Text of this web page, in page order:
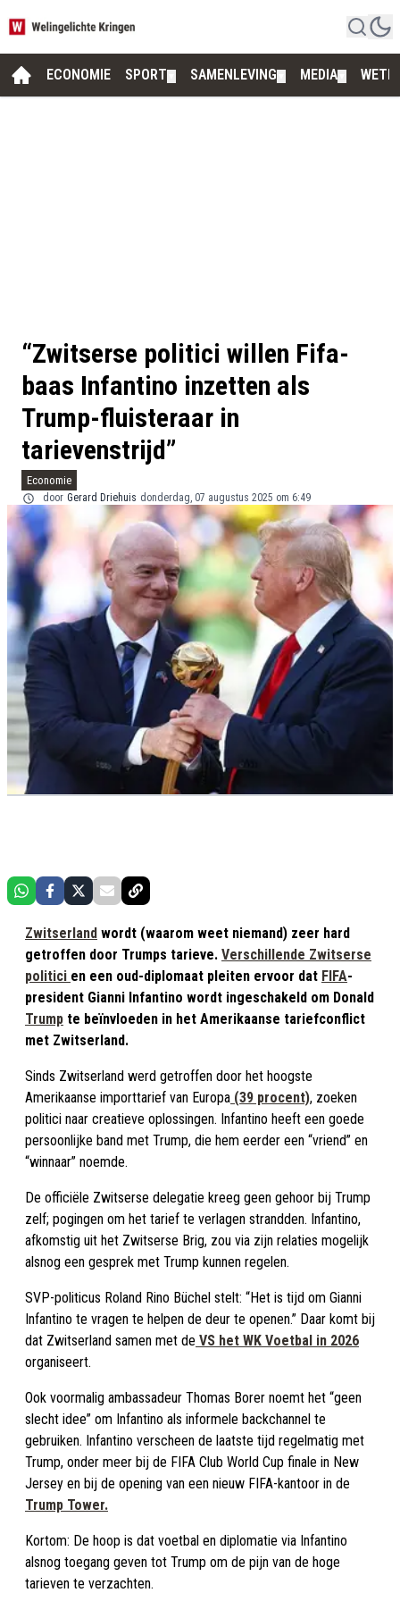
ECONOMIE SPORT SAMENLEVING MEDIA
“Zwitserse politici willen Fifa-
baas Infantino inzetten als
Trump-fluisteraar in
tarievenstrijd”
Economie
door Gerard Driehuis donderdag, 07 augustus 2025 om 6:49
Zwitserland wordt (waarom weet niemand) zeer hard
getroffen door Trumps tarieve. Verschillende Zwitserse
politici en een oud-diplomaat pleiten ervoor dat FIFA-
president Gianni Infantino wordt ingeschakeld om Donald
Trump te beïnvloeden in het Amerikaanse tariefconflict
met Zwitserland.
Sinds Zwitserland werd getroffen door het hoogste
Amerikaanse importtarief van Europa (39 procent), zoeken
politici naar creatieve oplossingen. Infantino heeft een goede
persoonlijke band met Trump, die hem eerder een “vriend” en
“winnaar” noemde.
De officiële Zwitserse delegatie kreeg geen gehoor bij Trump
zelf; pogingen om het tarief te verlagen strandden. Infantino,
afkomstig uit het Zwitserse Brig, zou via zijn relaties mogelijk
alsnog een gesprek met Trump kunnen regelen.
SVP-politicus Roland Rino Büchel stelt: “Het is tijd om Gianni
Infantino te vragen te helpen de deur te openen.” Daar komt bij
dat Zwitserland samen met de VS het WK Voetbal in 2026
organiseert.
Ook voormalig ambassadeur Thomas Borer noemt het “geen
slecht idee” om Infantino als informele backchannel te
gebruiken. Infantino verscheen de laatste tijd regelmatig met
Trump, onder meer bij de FIFA Club World Cup finale in New
Jersey en bij de opening van een nieuw FIFA-kantoor in de
Trump Tower.
Kortom: De hoop is dat voetbal en diplomatie via Infantino
alsnog toegang geven tot Trump om de pijn van de hoge
tarieven te verzachten.